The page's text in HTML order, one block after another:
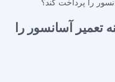
تعمیر آسانسور را